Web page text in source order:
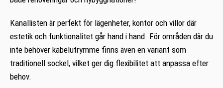
Kanallisten är perfekt för lägenheter, kontor och villor där
estetik och funktionalitet går hand i hand. För områden där du
inte behöver kabelutrymme finns även en variant som
traditionell sockel, vilket ger dig flexibilitet att anpassa efter
behov.